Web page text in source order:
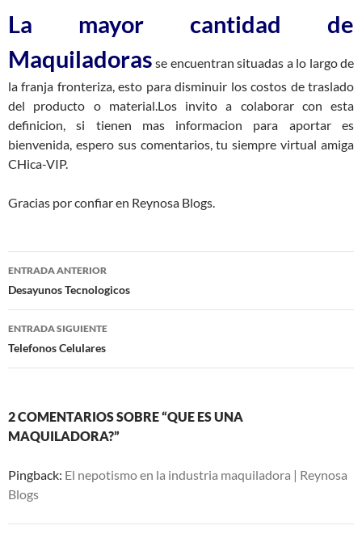
La mayor cantidad de
Maquiladoras se encuentran situadas a lo largo de
la franja fronteriza, esto para disminuir los costos de traslado
del producto o material.Los invito a colaborar con esta
definicion, si tienen mas informacion para aportar es
bienvenida, espero sus comentarios, tu siempre virtual amiga
CHica-VIP.
Gracias por confiar en Reynosa Blogs.
Navegación
de
entradas
ENTRADA ANTERIOR
Desayunos Tecnologicos
ENTRADA SIGUIENTE
Telefonos Celulares
2 COMENTARIOS SOBRE “QUE ES UNA
MAQUILADORA?”
Pingback: El nepotismo en la industria maquiladora | Reynosa
Blogs